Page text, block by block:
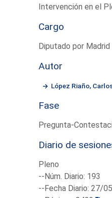
Intervención en el
Cargo
Diputado por Madrid
Autor
López Riaño,
Fase
Pregunta-
Diario de
Pleno
--Núm. Diario: 193
--Fecha Diario: 27/